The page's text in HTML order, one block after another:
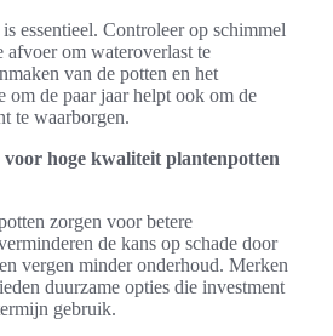
essentieel. Controleer op schimmel
afvoer om wateroverlast te
van de potten en het
om de paar jaar helpt ook om de
te waarborgen.
voor hoge kwaliteit plantenpotten
zorgen voor betere
de kans op schade door
vergen minder onderhoud. Merken
duurzame opties die investment
gebruik.